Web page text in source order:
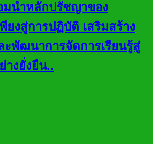
มนำหลักปรัชญาของ
ยงสู่การปฏิบัติ เสริมสร้าง
ะพัฒนาการจัดการเรียนรู้สู่
างยั่งยืน..